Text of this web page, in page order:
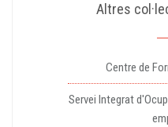
Altres
Centre de
Servei Integrat